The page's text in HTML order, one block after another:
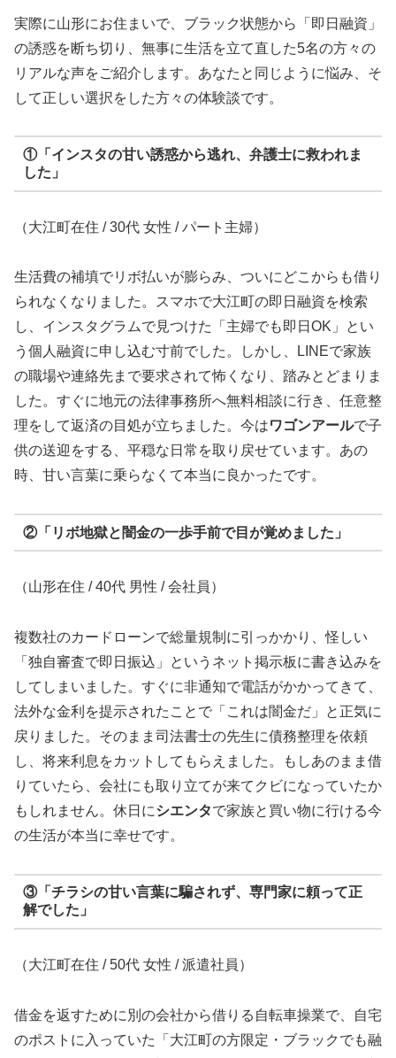
実際に山形にお住まいで、ブラック状態から「即日融資」
の誘惑を断ち切り、無事に生活を立て直した5名の方々の
リアルな声をご紹介します。あなたと同じように悩み、そ
して正しい選択をした方々の体験談です。
①「インスタの甘い誘惑から逃れ、弁護士に救われま
した」
（大江町在住 / 30代 女性 / パート主婦）
生活費の補填でリボ払いが膨らみ、ついにどこからも借り
られなくなりました。スマホで大江町の即日融資を検索
し、インスタグラムで見つけた「主婦でも即日OK」とい
う個人融資に申し込む寸前でした。しかし、LINEで家族
の職場や連絡先まで要求されて怖くなり、踏みとどまりま
した。すぐに地元の法律事務所へ無料相談に行き、任意整
理をして返済の目処が立ちました。今はワゴンアールで子
供の送迎をする、平穏な日常を取り戻せています。あの
時、甘い言葉に乗らなくて本当に良かったです。
②「リボ地獄と闇金の一歩手前で目が覚めました」
（山形在住 / 40代 男性 / 会社員）
複数社のカードローンで総量規制に引っかかり、怪しい
「独自審査で即日振込」というネット掲示板に書き込みを
してしまいました。すぐに非通知で電話がかかってきて、
法外な金利を提示されたことで「これは闇金だ」と正気に
戻りました。そのまま司法書士の先生に債務整理を依頼
し、将来利息をカットしてもらえました。もしあのまま借
りていたら、会社にも取り立てが来てクビになっていたか
もしれません。休日にシエンタで家族と買い物に行ける今
の生活が本当に幸せです。
③「チラシの甘い言葉に騙されず、専門家に頼って正
解でした」
（大江町在住 / 50代 女性 / 派遣社員）
借金を返すために別の会社から借りる自転車操業で、自宅
のポストに入っていた「大江町の方限定・ブラックでも融